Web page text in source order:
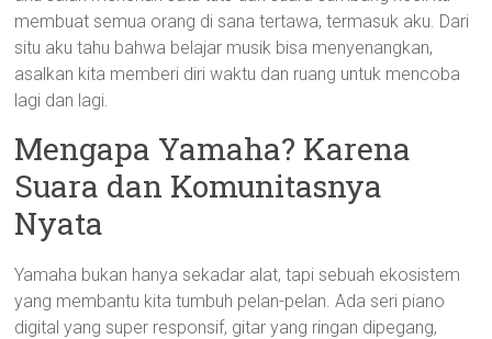
membuat semua orang di sana tertawa, termasuk aku. Dari
situ aku tahu bahwa belajar musik bisa menyenangkan,
asalkan kita memberi diri waktu dan ruang untuk mencoba
lagi dan lagi.
Mengapa Yamaha? Karena
Suara dan Komunitasnya
Nyata
Yamaha bukan hanya sekadar alat, tapi sebuah ekosistem
yang membantu kita tumbuh pelan-pelan. Ada seri piano
digital yang super responsif, gitar yang ringan dipegang,